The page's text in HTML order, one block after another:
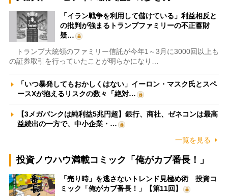
「イラン戦争を利用して儲けている」利益相反と
の批判が強まるトランプファミリーの不正蓄財
疑…
トランプ大統領のファミリー信託が今年1～3月に3000回以上も
の証券取引を行っていたことが明らかになり…
「いつ暴発してもおかしくはない」イーロン・マスク氏とスペ
ースXが抱えるリスクの数々「絶対…
【3メガバンクは純利益5兆円超】銀行、商社、ゼネコンは最高
益続出の一方で、中小企業・…
一覧を見る
投資ノウハウ満載コミック「俺がカブ番長！」
「売り時」を逃さないトレンド見極め術 投資コ
ミック「俺がカブ番長！」【第11回】